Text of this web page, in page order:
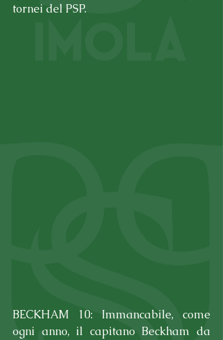
tornei del PSP.
BECKHAM 10: Immancabile, come
ogni anno, il capitano Beckham da